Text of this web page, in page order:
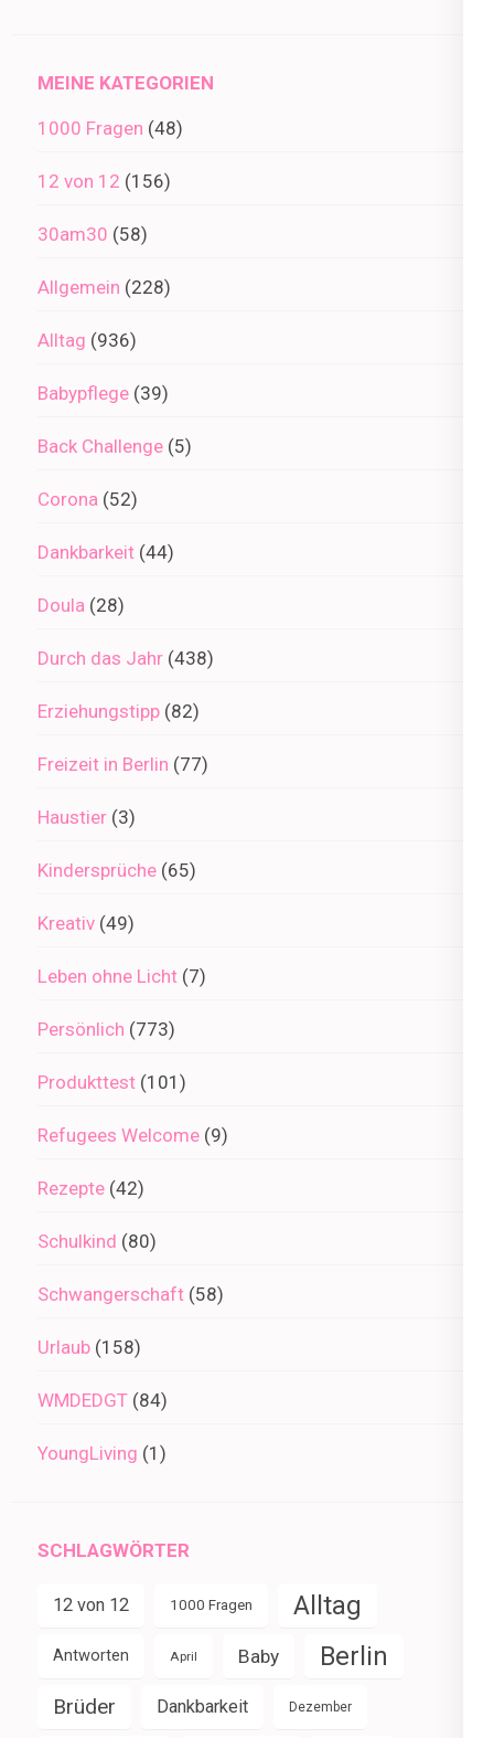
MEINE KATEGORIEN
1000 Fragen (48)
12 von 12 (156)
30am30 (58)
Allgemein (228)
Alltag (936)
Babypflege (39)
Back Challenge (5)
Corona (52)
Dankbarkeit (44)
Doula (28)
Durch das Jahr (438)
Erziehungstipp (82)
Freizeit in Berlin (77)
Haustier (3)
Kindersprüche (65)
Kreativ (49)
Leben ohne Licht (7)
Persönlich (773)
Produkttest (101)
Refugees Welcome (9)
Rezepte (42)
Schulkind (80)
Schwangerschaft (58)
Urlaub (158)
WMDEDGT (84)
YoungLiving (1)
SCHLAGWÖRTER
12 von 12 1000 Fragen Alltag
Antworten April Baby Berlin
Brüder Dankbarkeit Dezember